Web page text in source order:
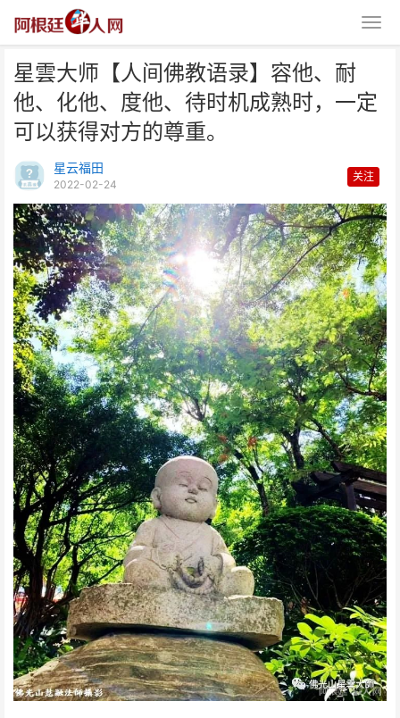
星雲大师【人间佛教语录】容他、耐
他、化他、度他、待时机成熟时，一定
可以获得对方的尊重。
星云福田
2022-02-24
关注
星雲大师【人间佛教语录】容他、
耐他、化他、度他、待时